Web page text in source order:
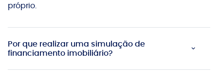
próprio.
Por que realizar uma simulação de
financiamento imobiliário?